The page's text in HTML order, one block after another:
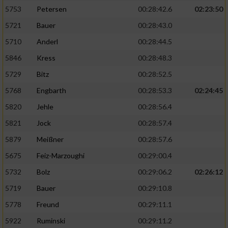
5753 Petersen 00:28:42.6
02:23:50
5721
Bauer
00:28:43.0
5710
Anderl
00:28:44.5
5846
Kress
00:28:48.3
5729
Bitz
00:28:52.5
5768
Engbarth 00:28:53.3
02:24:45
5820
Jehle
00:28:56.4
5821
Jock
00:28:57.4
5879
Meißner
00:28:57.6
5675
Feiz-Marzoughi
00:29:00.4
5732
Bolz 00:29:06.2
02:26:12
5719
Bauer
00:29:10.8
5778
Freund
00:29:11.1
5922
Ruminski 00:29:11.2